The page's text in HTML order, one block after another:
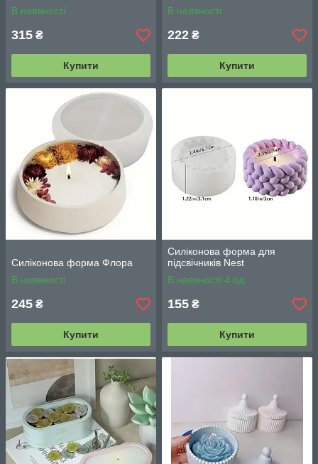
В наявності
315 ₴
Купити
В наявності
222 ₴
Купити
Силіконова форма Флора
В наявності
245 ₴
Купити
Силіконова форма для
підсвічників Nest
В наявності 4 од.
155 ₴
Купити